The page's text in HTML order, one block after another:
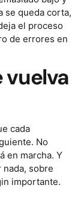
se queda corta,
el proceso
de errores en
vuelva
cada
No
en marcha. Y
nada, sobre
importante.